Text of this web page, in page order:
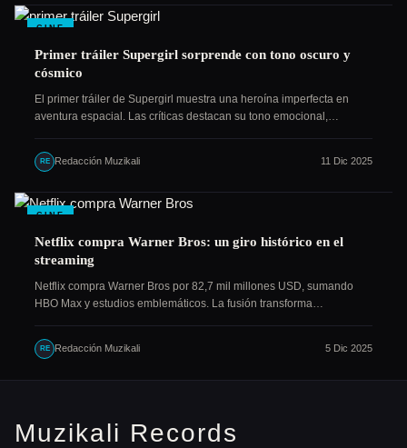
CINE
Primer tráiler Supergirl sorprende con tono oscuro y
cósmico
El primer tráiler de Supergirl muestra una heroína imperfecta en
aventura espacial. Las críticas destacan su tono emocional,…
RE Redacción Muzikali 11 Dic 2025
CINE
Netflix compra Warner Bros: un giro histórico en el
streaming
Netflix compra Warner Bros por 82,7 mil millones USD, sumando
HBO Max y estudios emblemáticos. La fusión transforma…
RE Redacción Muzikali 5 Dic 2025
Muzikali Records